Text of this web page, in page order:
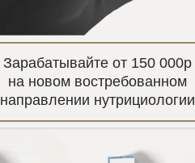
Зарабатывайте от 150 000р
на новом востребованном
направлении нутрициологии